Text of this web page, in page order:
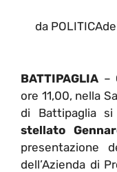
da
BATTIPAGLIA –
ore 11,00, nella
di Battipaglia
stellato
presentazione
dell’Azienda di